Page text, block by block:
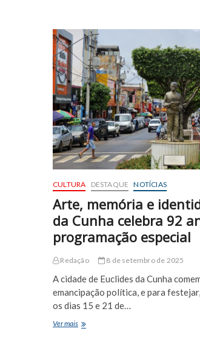
mantém
tradição
cultural
no
Bairro
Nova
América
CULTURA DESTAQUE NOTÍCIAS
Arte, memória e
da Cunha celebra 92
programação especial
Redação 8 de setembro de 2025
A cidade de Euclides da Cunha
emancipação política, e para
os dias 15 e 21 de…
Ver maisArte,